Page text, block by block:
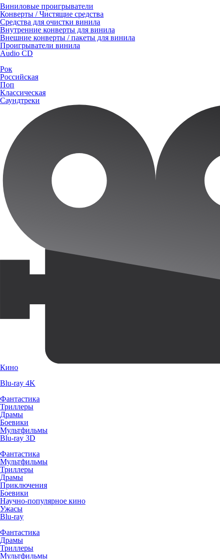
Виниловые проигрыватели
Конверты / Чистящие средства
Средства для очистки винила
Внутренние конверты для винила
Внешние конверты / пакеты для винила
Проигрыватели винила
Audio CD
Рок
Российская
Поп
Классическая
Саундтреки
Кино
Blu-ray 4K
Фантастика
Триллеры
Драмы
Боевики
Мультфильмы
Blu-ray 3D
Фантастика
Мультфильмы
Триллеры
Драмы
Приключения
Боевики
Научно-популярное кино
Ужасы
Blu-ray
Фантастика
Драмы
Триллеры
Мультфильмы